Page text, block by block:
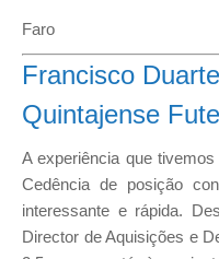
Faro
Francisco
Quintajense
A experiência que
Cedência de posição
interessante e rápida.
Director de Aquisições e